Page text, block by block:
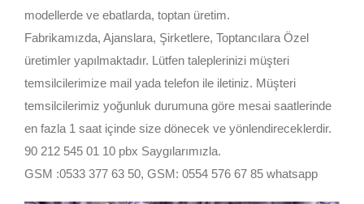
modellerde ve ebatlarda, toptan üretim.
Fabrikamızda, Ajanslara, Şirketlere, Toptancılara Özel
üretimler yapılmaktadır. Lütfen taleplerinizi müşteri
temsilcilerimize mail yada telefon ile iletiniz. Müşteri
temsilcilerimiz yoğunluk durumuna göre mesai saatlerinde
en fazla 1 saat içinde size dönecek ve yönlendireceklerdir.
90 212 545 01 10 pbx Saygılarımızla.
GSM :0533 377 63 50, GSM: 0554 576 67 85 whatsapp